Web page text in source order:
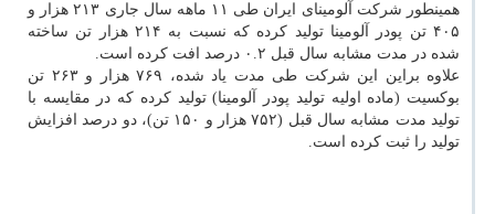
همینطور شرکت آلومینای ایران طی ۱۱ ماهه سال جاری ۲۱۳ هزار و
۴۰۵ تن پودر آلومینا تولید کرده که نسبت به ۲۱۴ هزار تن ساخته
شده در مدت مشابه سال قبل ۰.۲ درصد افت کرده است.
علاوه براین این شرکت طی مدت یاد شده، ۷۶۹ هزار و ۲۶۳ تن
بوکسیت (ماده اولیه تولید پودر آلومینا) تولید کرده که در مقایسه با
تولید مدت مشابه سال قبل (۷۵۲ هزار و ۱۵۰ تن)، دو درصد افزایش
تولید را ثبت کرده است.